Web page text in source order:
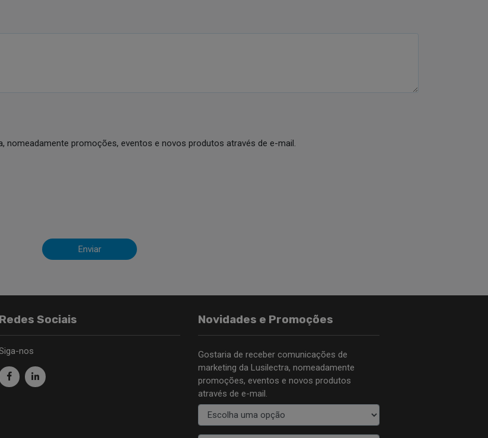
nomeadamente promoções, eventos e novos produtos através de e-mail.
Enviar
Redes Sociais
nos
Novidades e Promoções
Gostaria de receber comunicações de
marketing da Lusilectra, nomeadamente
promoções, eventos e novos produtos
através de e-mail.